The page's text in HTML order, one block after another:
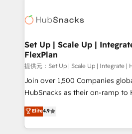
WooCommerce, BuilderTrend, and more
the difference — reach out to
HubSpot development:
marketing, advertising,
design We connect people, data and technology to
improve customer experiences.
people, exciting ideas and can-
ensure revenue growth on a daily
team of 100+ experts is ready for you!
growth | www.brightdigital.com
Set Up | Scale Up |
FlexPlan
提供元：Set Up | Scale Up | Integrate |
Join over 1,500 Companies
HubSnacks as their on-ramp to
Simple pay-as-you-go plans that
1️⃣ Set Up | Onboarding New or
HubSpot portals 2️⃣ Scale Up | 100% HubSpot Task
Elite4.9